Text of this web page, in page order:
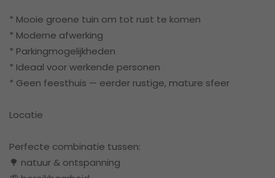
* Mooie groene tuin om tot rust te komen
* Moderne afwerking
* Parkingmogelijkheden
* Ideaal voor werkende personen
* Geen feesthuis — eerder rustige, mature sfeer
Locatie
Perfecte combinatie tussen:
🌳 natuur & ontspanning